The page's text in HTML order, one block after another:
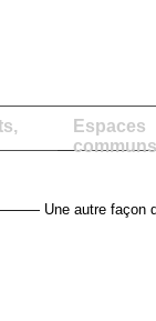
Espaces
autre façon de